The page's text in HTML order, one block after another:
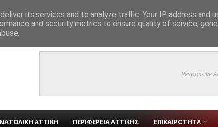
Αρμονίας» στο Γραφείο Δημάρχου και συζήτηση για την ιστορία
Responsive
ΑΤΤΙΚΗ ΠΕΡΙΦΕΡΕΙΑ ΑΤΤΙΚΗΣ ΕΠΙΚΑΙΡΟΤΗΤΑ
its services and to analyze traffic. Your IP address and
and security metrics to ensure quality of service,